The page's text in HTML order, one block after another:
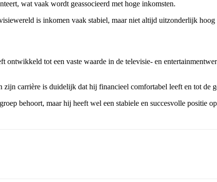
wat vaak wordt geassocieerd met hoge inkomsten.
is inkomen vaak stabiel, maar niet altijd uitzonderlijk
ontwikkeld tot een vaste waarde in de televisie- en
carrière is duidelijk dat hij financieel comfortabel leeft en tot de
behoort, maar hij heeft wel een stabiele en succesvolle positie